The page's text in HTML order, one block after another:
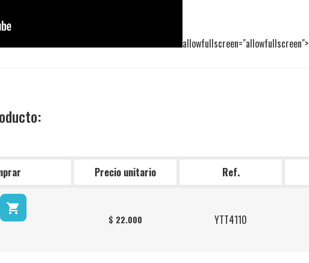
allowfullscreen="allowfullscreen">
Precio unitario Ref.

$ 22.000 YTT4110